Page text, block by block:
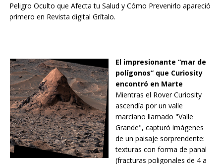
Peligro Oculto que Afecta tu Salud y Cómo Prevenirlo apareció
primero en Revista digital Grítalo.
El impresionante “mar de
polígonos” que Curiosity
encontró en Marte
Mientras el Rover Curiosity
ascendía por un valle
marciano llamado "Valle
Grande", capturó imágenes
de un paisaje sorprendente:
texturas con forma de panal
(fracturas poligonales de 4 a